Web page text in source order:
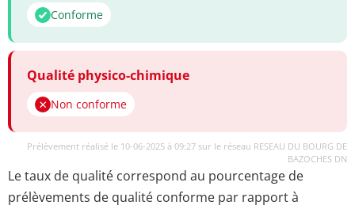
Conforme
Qualité physico-chimique
Non conforme
Prélèvement réalisé le 10-06-2025 à 09:27 sur le réseau RESEAU DU BOURG DE
BAZOCHES DN
Le taux de qualité correspond au pourcentage de
prélèvements de qualité conforme par rapport à